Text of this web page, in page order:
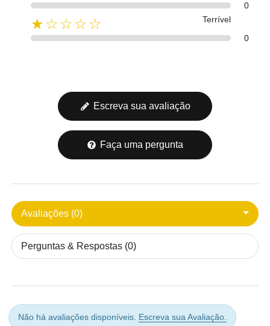
0
★☆☆☆☆
Terrível
0
Escreva sua avaliação
Faça uma pergunta
Avaliações (0)
Perguntas & Respostas (0)
Não há avaliações disponíveis. Escreva sua Avaliação.